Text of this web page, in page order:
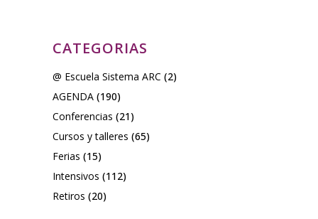
CATEGORIAS
@ Escuela Sistema ARC (2)
AGENDA (190)
Conferencias (21)
Cursos y talleres (65)
Ferias (15)
Intensivos (112)
Retiros (20)